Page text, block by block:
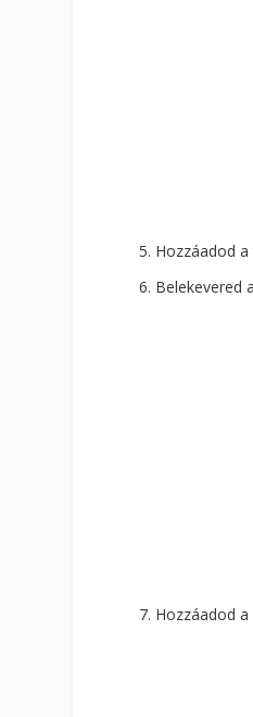
Hozzáadod
Belekevered
Hozzáadod